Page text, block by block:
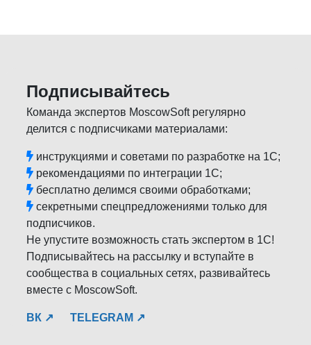
Подписывайтесь
Команда экспертов MoscowSoft регулярно
делится с подписчиками материалами:
инструкциями и советами по разработке на 1С;
рекомендациями по интеграции 1С;
бесплатно делимся своими обработками;
секретными спецпредложениями только для
подписчиков.
Не упустите возможность стать экспертом в 1С!
Подписывайтесь на рассылку и вступайте в
сообщества в социальных сетях, развивайтесь
вместе с MoscowSoft.
ВК ↗ TELEGRAM ↗